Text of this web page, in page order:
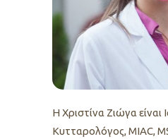
Η Χριστίνα Ζιώγα είναι
Κυτταρολόγος, MIAC,